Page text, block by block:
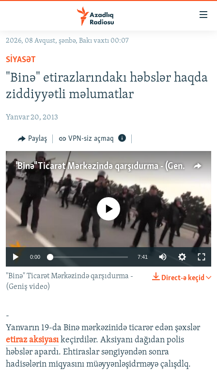
Əsas
qayıt
Əsas
naviqasiyaya
qayıt
GÜNDƏM
#İZAHLA
KORRUPSIOMETR
#ƏSLINDƏ
FƏRQƏ BAX
QANUNI DOĞRU
ARAŞDIRMA
MULTIMEDIA
VIDEO
FOTOQALEREYA
İNFOQRAFIKA
KARIKATURA
RADIO ARXIV
OXU ZALI
AZƏRBAYCAN ƏDƏBIYYATI KITABXANASI
İSLAM VƏ DEMOKRATIYA
İZ - MƏDƏNIYYƏT PROQRAMI
HAQQIMIZDA
MISSIYAMIZ
PEŞƏ ETIKASI VƏ JURNALISTIKA STANDARTLARIMIZ
MATERIALLARIMIZDAN ISTIFADƏ
AZADLIQRADIOSU MOBIL TELEFONUNUZDA
BIZI IZLƏ
RFE/RL-in bütün saytları
2026, 08 Avqust, şənbə, Bakı vaxtı 00:07
SIYASƏT
"Binə" etirazlarındakı həbslər haqda
ziddiyyətli məlumatlar
Yanvar 20, 2013
Paylaş VPN-siz açmaq
"Binə" Ticarət Mərkəzində qarşıdurma - (Geniş video)
No media source currently available
0:00 7:41
Direct-ə keçid
"Binə" Ticarət Mərkəzində qarşıdurma -
(Geniş video)
-
Yanvarın 19-da Binə mərkəzinidə ticarər edən şəxslər
etiraz aksiyasıkeçirdilər. Aksiyanı dağıdan polis
həbslər apardı. Ehtiraslar səngiyəndən sonra
hadisələrin miqyasını müəyyənləşidrməyə çalışdlq.